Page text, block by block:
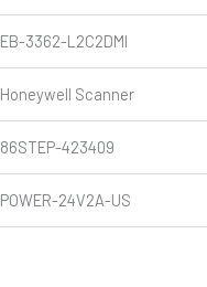
EB-3362-L2C2DMI
Honeywell Scanner
86STEP-423409
POWER-24V2A-US